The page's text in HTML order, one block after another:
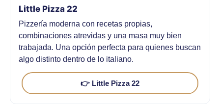
Little Pizza 22
Pizzería moderna con recetas propias,
combinaciones atrevidas y una masa muy bien
trabajada. Una opción perfecta para quienes buscan
algo distinto dentro de lo italiano.
👉 Little Pizza 22